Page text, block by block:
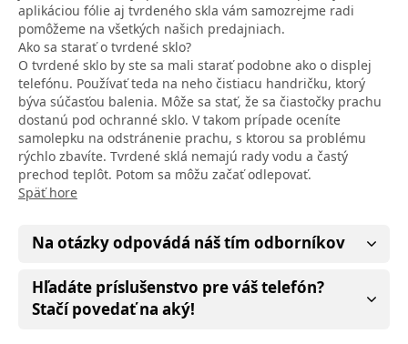
aplikáciou fólie aj tvrdeného skla vám samozrejme radi
pomôžeme na všetkých našich predajniach.
Ako sa starať o tvrdené sklo?
O tvrdené sklo by ste sa mali starať podobne ako o displej
telefónu. Používať teda na neho čistiacu handričku, ktorý
býva súčasťou balenia. Môže sa stať, že sa čiastočky prachu
dostanú pod ochranné sklo. V takom prípade oceníte
samolepku na odstránenie prachu, s ktorou sa problému
rýchlo zbavíte. Tvrdené sklá nemajú rady vodu a častý
prechod teplôt. Potom sa môžu začať odlepovať.
Späť hore
Na otázky odpovádá náš tím odborníkov
Hľadáte príslušenstvo pre váš telefón?
Stačí povedať na aký!